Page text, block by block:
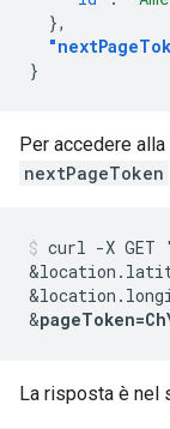
},
}
Per accedere
nextPageToken
curl -X GET
&
La risposta è nel